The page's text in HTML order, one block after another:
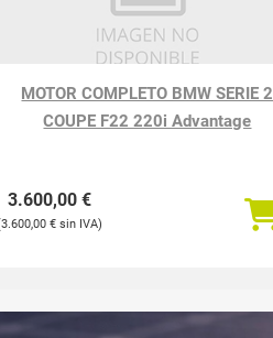
MOTOR COMPLETO BMW SERIE 2
COUPE F22 220i Advantage
3.600,00€
3.600,00€